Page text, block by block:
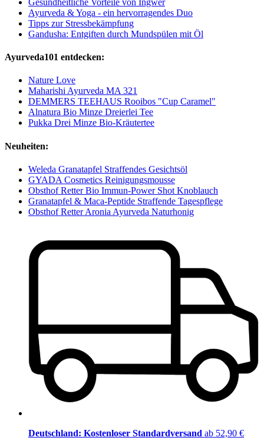
Ayurveda & Yoga - ein hervorragendes Duo
Tipps zur Stressbekämpfung
Gandusha: Entgiften durch Mundspülen mit Öl
Ayurveda101 entdecken:
Nature Love
Maharishi Ayurveda MA 321
DEMMERS TEEHAUS Rooibos "Cup Caramel"
Alnatura Bio Minze Dreierlei Tee
Pukka Drei Minze Bio-Kräutertee
Neuheiten:
Weleda Granatapfel Straffendes Gesichtsöl
GYADA Cosmetics Reinigungsmousse
Obsthof Retter Bio Immun-Power Shot Knoblauch
Granatapfel & Maca-Peptide Straffende Tagespflege
Obsthof Retter Aronia Ayurveda Naturhonig
Deutschland: Kostenloser Standardversand ab 52,90 €